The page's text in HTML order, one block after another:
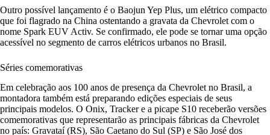
Outro possível lançamento é o Baojun Yep Plus, um elétrico compacto
que foi flagrado na China ostentando a gravata da Chevrolet com o
nome Spark EUV Activ. Se confirmado, ele pode se tornar uma opção
acessível no segmento de carros elétricos urbanos no Brasil.
Séries comemorativas
Em celebração aos 100 anos de presença da Chevrolet no Brasil, a
montadora também está preparando edições especiais de seus
principais modelos. O Onix, Tracker e a picape S10 receberão versões
comemorativas que representarão as principais fábricas da Chevrolet
no país: Gravataí (RS), São Caetano do Sul (SP) e São José dos